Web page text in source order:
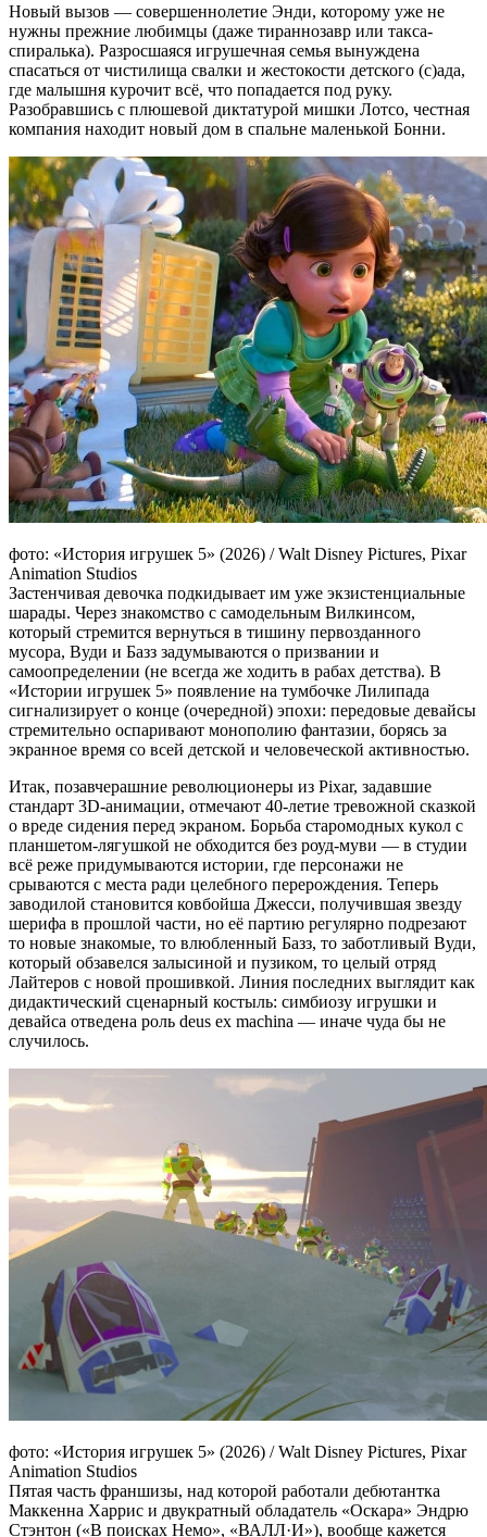
Новый вызов — совершеннолетие Энди, которому уже не
нужны прежние любимцы (даже тираннозавр или такса-
спиралька). Разросшаяся игрушечная семья вынуждена
спасаться от чистилища свалки и жестокости детского (с)ада,
где малышня курочит всё, что попадается под руку.
Разобравшись с плюшевой диктатурой мишки Лотсо, честная
компания находит новый дом в спальне маленькой Бонни.
фото: «История игрушек 5» (2026) / Walt Disney Pictures, Pixar
Animation Studios
Застенчивая девочка подкидывает им уже экзистенциальные
шарады. Через знакомство с самодельным Вилкинсом,
который стремится вернуться в тишину первозданного
мусора, Вуди и Базз задумываются о призвании и
самоопределении (не всегда же ходить в рабах детства). В
«Истории игрушек 5» появление на тумбочке Лилипада
сигнализирует о конце (очередной) эпохи: передовые девайсы
стремительно оспаривают монополию фантазии, борясь за
экранное время со всей детской и человеческой активностью.
Итак, позавчерашние революционеры из Pixar, задавшие
стандарт 3D-анимации, отмечают 40-летие тревожной сказкой
о вреде сидения перед экраном. Борьба старомодных кукол с
планшетом-лягушкой не обходится без роуд-муви — в студии
всё реже придумываются истории, где персонажи не
срываются с места ради целебного перерождения. Теперь
заводилой становится ковбойша Джесси, получившая звезду
шерифа в прошлой части, но её партию регулярно подрезают
то новые знакомые, то влюбленный Базз, то заботливый Вуди,
который обзавелся залысиной и пузиком, то целый отряд
Лайтеров с новой прошивкой. Линия последних выглядит как
дидактический сценарный костыль: симбиозу игрушки и
девайса отведена роль deus ex machina — иначе чуда бы не
случилось.
фото: «История игрушек 5» (2026) / Walt Disney Pictures, Pixar
Animation Studios
Пятая часть франшизы, над которой работали дебютантка
Маккенна Харрис и двукратный обладатель «Оскара» Эндрю
Стэнтон («В поисках Немо», «ВАЛЛ·И»), вообще кажется